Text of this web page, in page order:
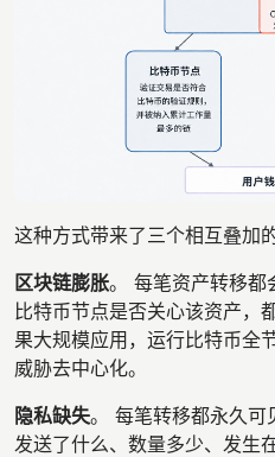
这种方式带来了三个相互叠加的
区块链膨胀。 每笔资产转移都
比特币节点是否关心该资产，
果大规模应用，运行比特币全
威胁去中心化。
隐私缺失。 每笔转移都永久可
发送了什么、数量多少、发生